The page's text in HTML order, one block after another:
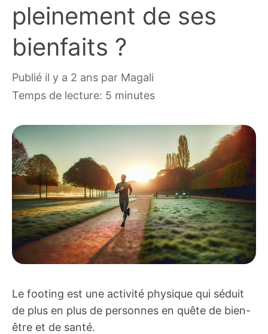
pleinement de ses
bienfaits ?
publié il y a 2 ans par Magali
Temps de lecture: 5 minutes
Le footing est une activité physique qui séduit
de plus en plus de personnes en quête de bien-
être et de santé.